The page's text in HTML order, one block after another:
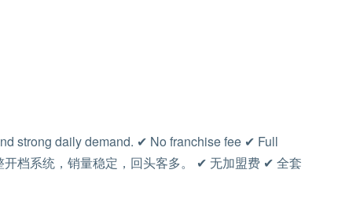
strong daily demand. ✔ No franchise fee ✔ Full
档系统，销量稳定，回头客多。 ✔ 无加盟费 ✔ 全套